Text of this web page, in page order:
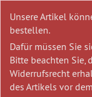
Unsere Artikel
bestellen.
Dafür müssen Sie
Bitte beachten Sie,
Widerrufsrecht
des Artikels vor